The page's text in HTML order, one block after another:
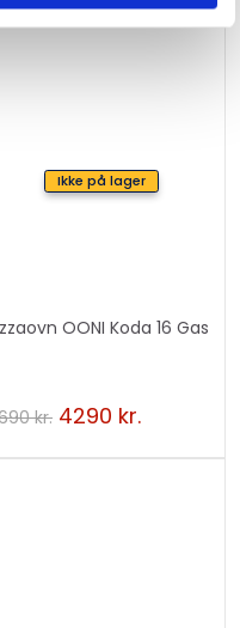
Ikke på lager
OONI Koda 16 Gas
kr. 4290 kr.